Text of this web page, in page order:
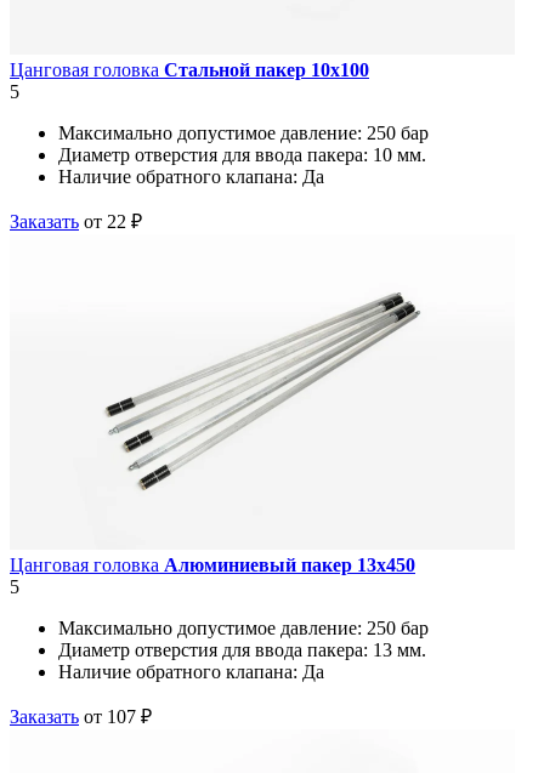
Цанговая головка Стальной пакер 10х100
5
Максимально допустимое давление: 250 бар
Диаметр отверстия для ввода пакера: 10 мм.
Наличие обратного клапана: Да
Заказать от 22 ₽
Цанговая головка Алюминиевый пакер 13х450
5
Максимально допустимое давление: 250 бар
Диаметр отверстия для ввода пакера: 13 мм.
Наличие обратного клапана: Да
Заказать от 107 ₽